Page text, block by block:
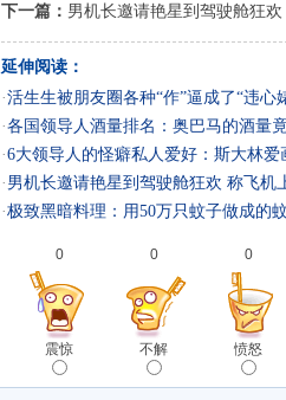
下一篇： 男机长邀请艳星到驾驶舱狂
延伸阅读：
·活生生被朋友圈各种“作”逼成了“违心
·各国领导人酒量排名：奥巴马的酒量
·6大领导人的怪癖私人爱好：斯大林爱
· 男机长邀请艳星到驾驶舱狂欢 称飞机
·极致黑暗料理：用50万只蚊子做成的
0
震惊
0
不解
0
愤怒